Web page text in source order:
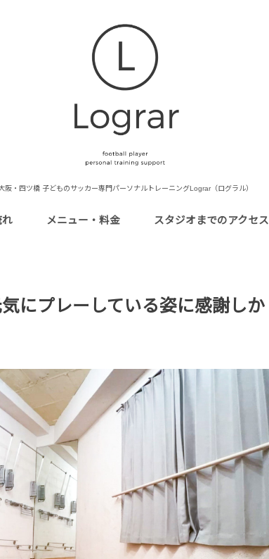
阪・四ツ橋 子どものサッカー専門パーソナルトレーニングLograr（ログラル）
れ メニュー・料金 スタジオまでのアクセス
にプレーしている姿に感謝しか